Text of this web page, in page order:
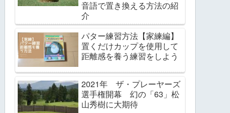
音語で置き換える方法の紹
介
パター練習方法【家練編】
置くだけカップを使用して
距離感を養う練習をしよう
2021年 ザ・プレーヤーズ
選手権開幕 幻の「63」松
山秀樹に大期待